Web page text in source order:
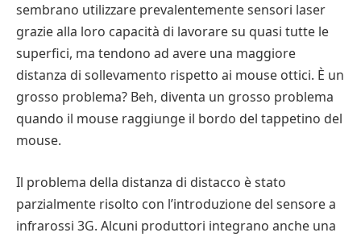
sembrano utilizzare prevalentemente sensori laser
grazie alla loro capacità di lavorare su quasi tutte le
superfici, ma tendono ad avere una maggiore
distanza di sollevamento rispetto ai mouse ottici. È un
grosso problema? Beh, diventa un grosso problema
quando il mouse raggiunge il bordo del tappetino del
mouse.
Il problema della distanza di distacco è stato
parzialmente risolto con l’introduzione del sensore a
infrarossi 3G. Alcuni produttori integrano anche una